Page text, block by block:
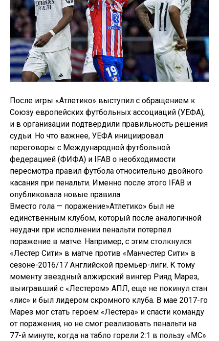
После игры «Атлетико» выступил с обращением к
Союзу европейских футбольных ассоциаций (УЕФА),
и в организации подтвердили правильность решения
судьи. Но что важнее, УЕФА инициировал
переговоры с Международной футбольной
федерацией (ФИФА) и IFAB о необходимости
пересмотра правил футбола относительно двойного
касания при пенальти. Именно после этого IFAB и
опубликовала новые правила.
Вместо гола — поражение»Атлетико» был не
единственным клубом, который после аналогичной
неудачи при исполнении пенальти потерпел
поражение в матче. Например, с этим столкнулся
«Лестер Сити» в матче против «Манчестер Сити» в
сезоне-2016/17 Английской премьер-лиги. К тому
моменту звездный алжирский вингер Рияд Марез,
выигравший с «Лестером» АПЛ, еще не покинул стан
«лис» и был лидером скромного клуба. В мае 2017-го
Марез мог стать героем «Лестера» и спасти команду
от поражения, но не смог реализовать пенальти на
77-й минуте, когда на табло горели 2:1 в пользу «МС».